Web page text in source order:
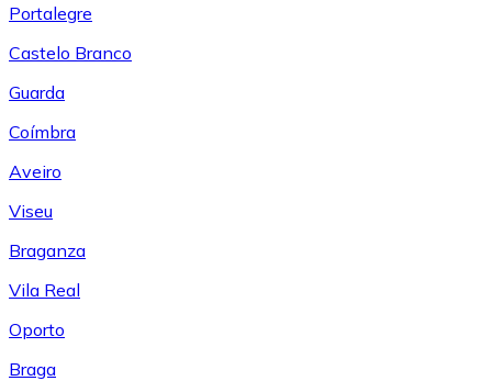
Portalegre
Castelo Branco
Guarda
Coímbra
Aveiro
Viseu
Braganza
Vila Real
Oporto
Braga